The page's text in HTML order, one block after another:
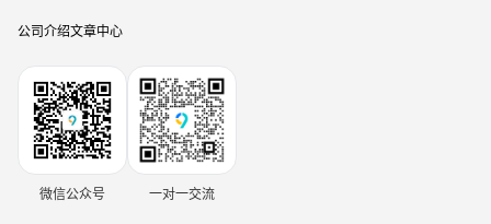
公司介绍文章中心
微信公众号 一对一交流